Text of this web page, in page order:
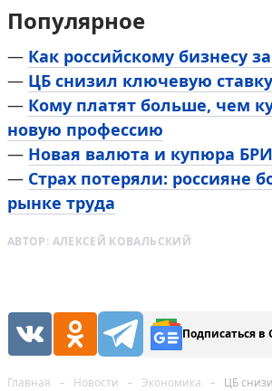
Популярное
— Как российскому бизнесу
— ЦБ снизил ключевую
— Кому платят больше, чем
новую профессию
— Новая валюта и купюра
— Страх потеряли: россияне
рынке труда
АВТОР: АЛЕКСЕЙ КОВАЛЬСКИЙ
Подписаться в
Главная Новости Экономика ЦБ